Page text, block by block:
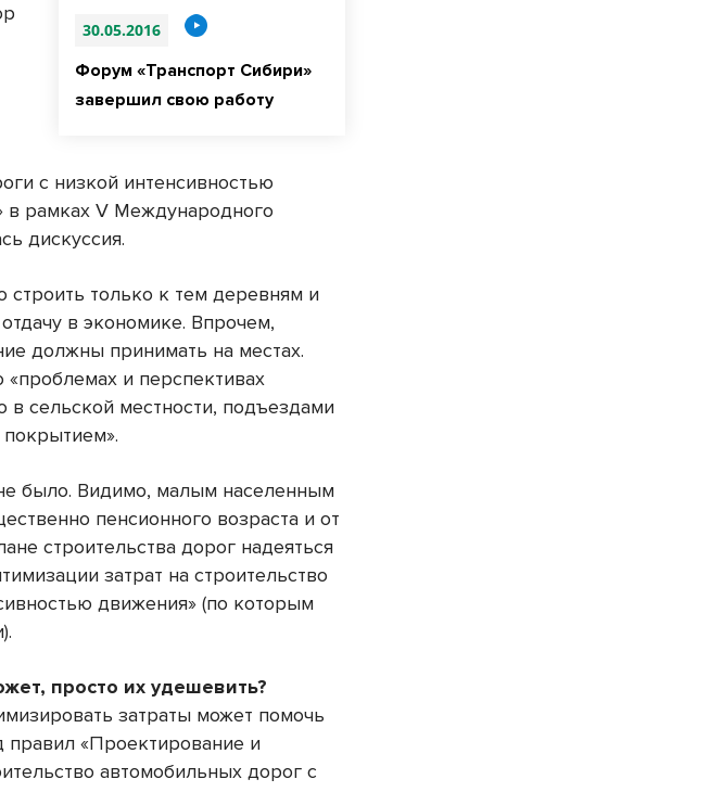
30.05.2016
Форум «Транспорт Сибири»
завершил свою работу
с низкой интенсивностью
в рамках V Международного
дискуссия.
только к тем деревням и
в экономике. Впрочем,
должны принимать на местах.
и перспективах
сельской местности, подъездами
было. Видимо, малым населенным
пенсионного возраста и от
строительства дорог надеяться
затрат на строительство
движения» (по которым
просто их удешевить?
затраты может помочь
правил «Проектирование и
автомобильных дорог с